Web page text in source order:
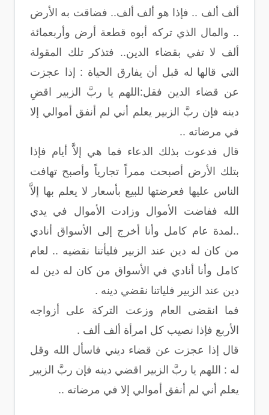
ألف ألف .. فإذا هو ألف ألف.. فضاقت به الأرض
.. والمال الذي تركه أبوه قطعة أرض وأربعمائة
ألف لا تفي بقضاء الدين.. فتذكر تلك المقولة
التي قالها له قبل أن يفارق الحياة : إذا عجزت
عن قضاء الدين فقل:اللهم يا ربَّ الزبير اقضِ
دينه فإن ربَّ الزبير يعلم أني لم أنفق أموالي إلا
في مرضاته ..
قال فدعوت بذلك الدعاء فما هي إلاَّ أيام فإذا
بتلك الأرض أصبحت ممراً تجارياً وأصبح تهافت
الناس عليها فعرضتها للبيع بأسعار لا يعلم بها إلاَّ
الله ففاضت الأموال وزادت الأموال في يدي
..لمدة عام كامل وأنا أخرج إلى الأسواق أنادي
من كان له دين عند الزبير فليأتنا نقضيه .. لعام
كامل وأنا أنادي في الأسواق من كان له دين له
دين عند الزبير فلياتنا نقضي دينه .
فما انقضى العام وزعت التركة على أزواجه
الأربع فإذا نصيب كل امرأة ألف ألف .
قال إذا عجزت عن قضاء ديني فاسأل الله وقل
له : اللهم يا ربَّ الزبير اقضي دينه فإن ربَّ الزبير
يعلم أني لم أنفق أموالي إلا في مرضاته ..